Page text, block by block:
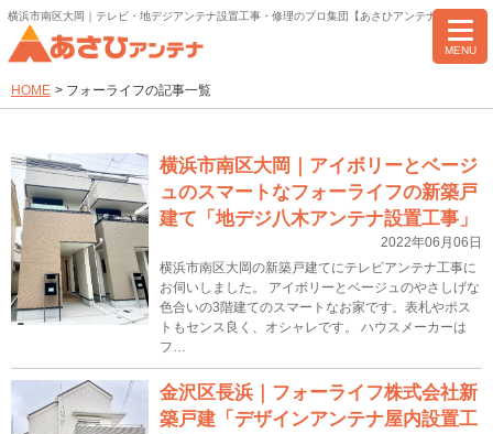
横浜市南区大岡｜テレビ・地デジアンテナ設置工事・修理のプロ集団【あさひアンテナ】
MENU
HOME > フォーライフの記事一覧
横浜市南区大岡｜アイボリーとベージ
ュのスマートなフォーライフの新築戸
建て「地デジ八木アンテナ設置工事」
2022年06月06日
横浜市南区大岡の新築戸建てにテレビアンテナ工事に
お伺いしました。 アイボリーとベージュのやさしげな
色合いの3階建てのスマートなお家です。表札やポス
トもセンス良く、オシャレです。 ハウスメーカーは
フ…
金沢区長浜｜フォーライフ株式会社新
築戸建「デザインアンテナ屋内設置工